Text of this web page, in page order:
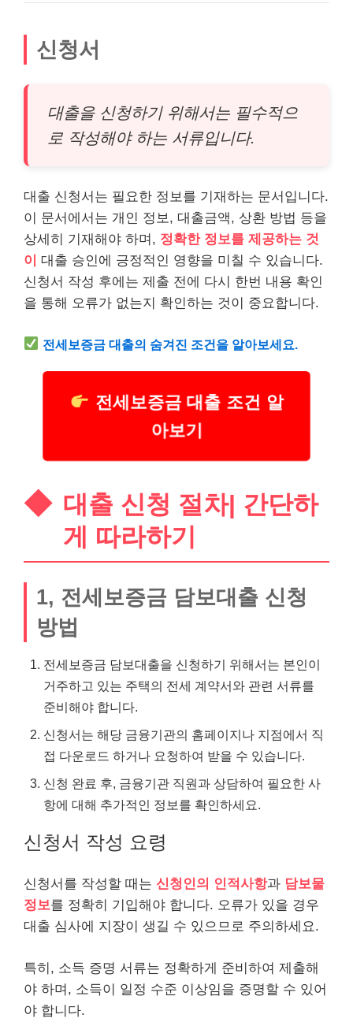
신청서
대출을 신청하기 위해서는 필수적으
로 작성해야 하는 서류입니다.
대출 신청서는 필요한 정보를 기재하는 문서입니다.
이 문서에서는 개인 정보, 대출금액, 상환 방법 등을
상세히 기재해야 하며, 정확한 정보를 제공하는 것
이
대출 승인에 긍정적인 영향을 미칠 수 있습니다.
신청서 작성 후에는 제출 전에 다시 한번 내용 확인
을 통해 오류가 없는지 확인하는 것이 중요합니다.
전세보증금 대출의 숨겨진 조건을 알아보세요.
전세보증금 대출 조건 알
아보기
대출 신청 절차| 간단하
게 따라하기
1, 전세보증금 담보대출 신청
방법
전세보증금 담보대출을 신청하기 위해서는 본인이
거주하고 있는 주택의 전세 계약서와 관련 서류를
준비해야 합니다.
신청서는 해당 금융기관의 홈페이지나 지점에서 직
접 다운로드 하거나 요청하여 받을 수 있습니다.
신청 완료 후, 금융기관 직원과 상담하여 필요한 사
항에 대해 추가적인 정보를 확인하세요.
신청서 작성 요령
신청서를 작성할 때는 신청인의 인적사항과 담보물
정보를 정확히 기입해야 합니다. 오류가 있을 경우
대출 심사에 지장이 생길 수 있으므로 주의하세요.
특히, 소득 증명 서류는 정확하게 준비하여 제출해
야 하며, 소득이 일정 수준 이상임을 증명할 수 있어
야 합니다.